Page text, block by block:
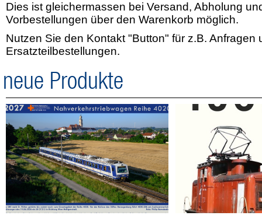
Dies ist gleichermassen bei Versand, Abholung
Vorbestellungen über den Warenkorb möglich.
Nutzen Sie den Kontakt "Button" für z.B. Anfragen
Ersatzteilbestellungen.
neue Produkte